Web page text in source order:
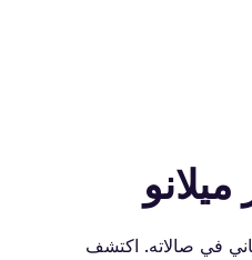
في صالاته. اكتشف